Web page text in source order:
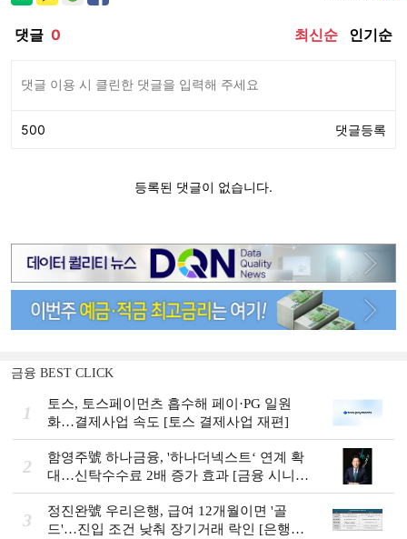
금융 BEST CLICK
1
토스, 토스페이먼츠 흡수해 페이·PG 일원
화…결제사업 속도 [토스 결제사업 재편]
2
함영주號 하나금융, '하나더넥스트‘ 연계 확
대…신탁수수료 2배 증가 효과 [금융 시니어
비즈니스 돋보기]
3
정진완號 우리은행, 급여 12개월이면 '골
드'…진입 조건 낮춰 장기거래 락인 [은행권